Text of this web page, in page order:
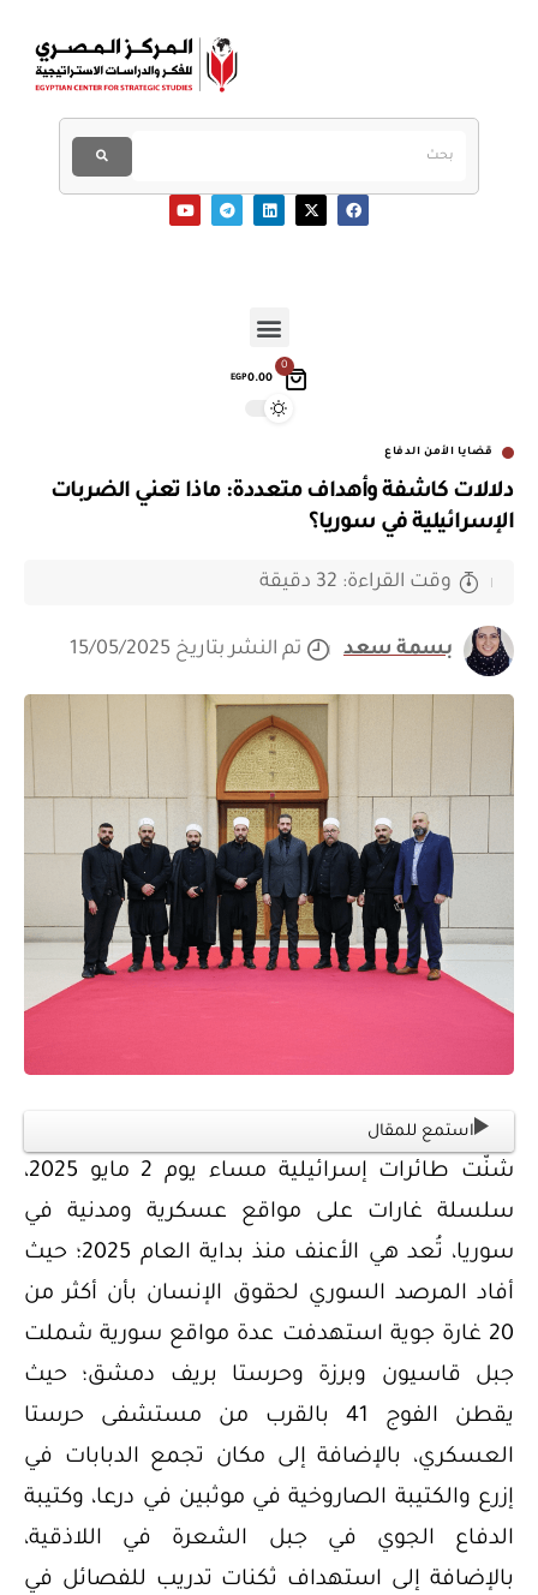
0
EGP0.00
قضايا الأمن الدفاع
دلالات كاشفة وأهداف متعددة: ماذا تعني الضربات
الإسرائيلية في سوريا؟
بسمة سعد تم النشر بتاريخ 15/05/2025
وقت القراءة: 32 دقيقة
استمع للمقال
شنّت طائرات إسرائيلية مساء يوم 2 مايو 2025،
سلسلة غارات على مواقع عسكرية ومدنية في
سوريا، تُعد هي الأعنف منذ بداية العام 2025؛ حيث
أفاد المرصد السوري لحقوق الإنسان بأن أكثر من
20 غارة جوية استهدفت عدة مواقع سورية شملت
جبل قاسيون وبرزة وحرستا بريف دمشق؛ حيث
يقطن الفوج 41 بالقرب من مستشفى حرستا
العسكري، بالإضافة إلى مكان تجمع الدبابات في
إزرع والكتيبة الصاروخية في موثبين في درعا، وكتيبة
الدفاع الجوي في جبل الشعرة في اللاذقية،
بالإضافة إلى استهداف ثكنات تدريب للفصائل في